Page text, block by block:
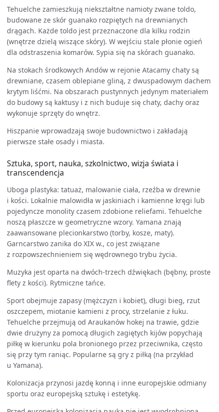
Tehuelche zamieszkują niekształtne namioty zwane toldo,
budowane ze skór guanako rozpiętych na drewnianych
drągach. Każde toldo jest przeznaczone dla kilku rodzin
(wnętrze dzielą wiszące skóry). W wejściu stale płonie ogień
dla odstraszenia komarów. Sypia się na skórach guanako.
Na stokach środkowych Andów w rejonie Atacamy chaty są
drewniane, czasem oblepiane gliną, z dwuspadowym dachem
krytym liśćmi. Na obszarach pustynnych jedynym materiałem
do budowy są kaktusy i z nich buduje się chaty, dachy oraz
wykonuje sprzęty do wnętrz.
Hiszpanie wprowadzają swoje budownictwo i zakładają
pierwsze stałe osady i miasta.
Sztuka, sport, nauka, szkolnictwo, wizja świata i
transcendencja
Uboga plastyka: tatuaż, malowanie ciała, rzeźba w drewnie
i kości. Lokalnie malowidła w jaskiniach i kamienne kręgi lub
pojedyncze monolity czasem zdobione reliefami. Tehuelche
noszą płaszcze w geometryczne wzory. Yamana znają
zaawansowane plecionkarstwo (torby, kosze, maty).
Garncarstwo zanika do XIX w., co jest związane
z rozpowszechnieniem się wędrownego trybu życia.
Muzyka jest oparta na dwóch-trzech dźwiękach (bębny, proste
flety z kości). Rytmiczne tańce.
Sport obejmuje zapasy (mężczyzn i kobiet), długi bieg, rzut
oszczepem, miotanie kamieni z procy, strzelanie z łuku.
Tehuelche przejmują od Araukanów hokej na trawie, gdzie
dwie drużyny za pomocą długich zagiętych kijów popychają
piłkę w kierunku pola bronionego przez przeciwnika, często
się przy tym raniąc. Popularne są gry z piłką (na przykład
u Yamana).
Kolonizacja przynosi jazdę konną i inne europejskie odmiany
sportu oraz europejską sztukę i estetykę.